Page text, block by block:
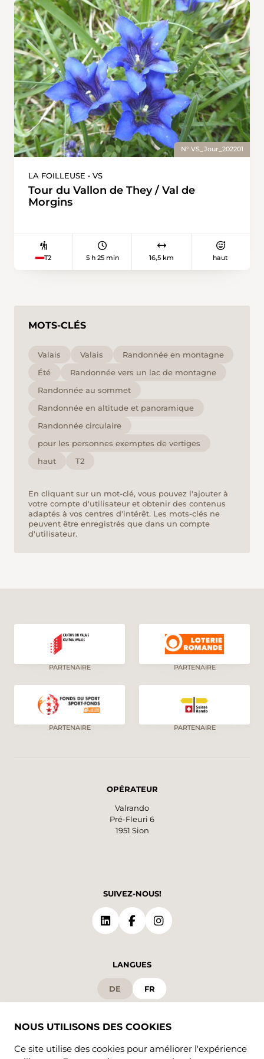
une vraie satisfaction à l’arrivée, et un moment
de pause dans un environnement encore
préservé. Un itinéraire parfait pour ceux qui
cherchent une sortie à la journée, avec un vrai
but et une récompense visuelle marquante et
pour les amoureux de lacs de montagne, loin
des sentiers trop fréquentés. En résumé : un
itinéraire sportif mais accessible, un décor alpin
saisissant, et un lac qui vaut largement l’effort.
Une randonnée à vivre pour le plaisir de
l’effort… et de l’émerveillement.
N° VS_Jour_202201
LA FOILLEUSE • VS
Tour du Vallon de They / Val de
Morgins
T2 5 h 25 min 16,5 km haut
MOTS-CLÉS
Valais Valais
Randonnée en montagne
Été
Randonnée vers un lac de montagne
Randonnée au sommet
Randonnée en altitude et panoramique
Randonnée circulaire
pour les personnes exemptes de vertiges
haut
T2
En cliquant sur un mot-clé, vous pouvez l'ajouter à
votre compte d'utilisateur et obtenir des contenus
adaptés à vos centres d'intérêt. Les mots-clés ne
peuvent être enregistrés que dans un compte
d'utilisateur.
PARTENAIRE PARTENAIRE
PARTENAIRE PARTENAIRE
OPÉRATEUR
Valrando
Pré-Fleuri 6
1951 Sion
SUIVEZ-NOUS!
LANGUES
DE FR
NOUS UTILISONS DES COOKIES
Ce site utilise des cookies pour améliorer l'expérience